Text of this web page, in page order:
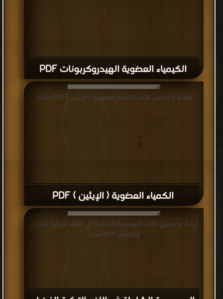
الكيمياء العضوية الهيدروكربونات PDF
الكمياء العضوية ( الإيثين ) PDF
قراءة و تحميل كتاب الكمياء العضوية ( الإيثين ) PDF مجانا
قراءة و تحميل كتاب الموسوعة الشاملة في اللغه التركية الفيزياء
والكمياء PDF مجانا